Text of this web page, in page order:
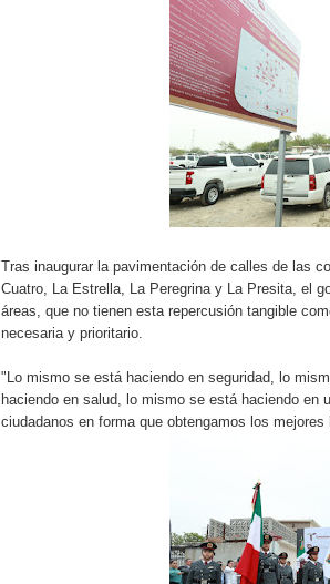
Tras inaugurar la pavimentación de calles de las
Cuatro, La Estrella, La Peregrina y La Presita, el
áreas, que no tienen esta repercusión tangible
necesaria y prioritario.
"Lo mismo se está haciendo en seguridad, lo
haciendo en salud, lo mismo se está haciendo
ciudadanos en forma que obtengamos los